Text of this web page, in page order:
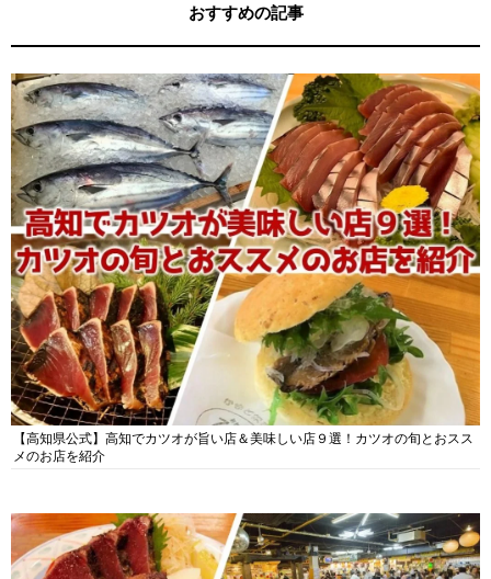
おすすめの記事
【高知県公式】高知でカツオが旨い店＆美味しい店９選！カツオの旬とおスス
メのお店を紹介